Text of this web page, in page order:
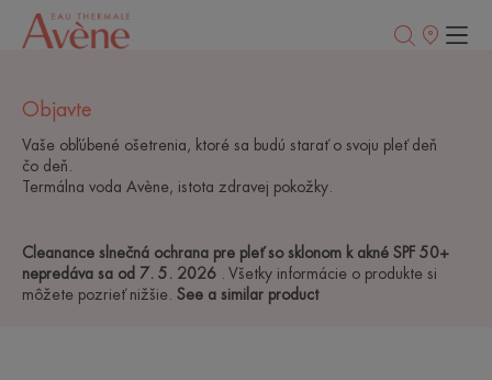
Predajné
Cleanance slnečná ochrana pre pleť so sklonom k akné SPF 50+
nepredáva sa od 7. 5. 2026
. Všetky informácie o produkte si
môžete pozrieť nižšie. See a similar product
Objavte
Vaše obľúbené ošetrenia, ktoré sa budú starať o svoju pleť deň
čo deň.
Termálna voda Avène, istota zdravej pokožky.